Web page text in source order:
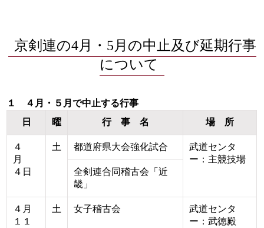
京剣連の4月・5月の中止及び延期行事
について
１ ４月・５月で中止する行事
日
曜 行 事 名 場 所
４
月
４日
土 都道府県大会強化試合
武道センタ
ー：主競技場
全剣連合同稽古会「近
畿」
４月
１１
土 女子稽古会
武道センタ
ー：武徳殿